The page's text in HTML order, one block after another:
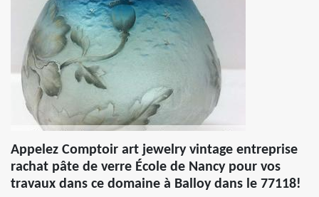
Appelez Comptoir art jewelry vintage entreprise
rachat pâte de verre École de Nancy pour vos
travaux dans ce domaine à Balloy dans le 77118!